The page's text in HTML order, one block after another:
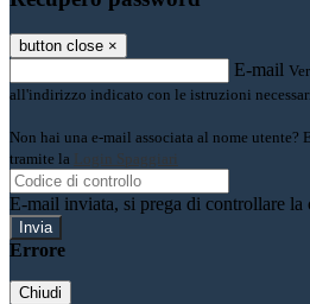
button close ×
E-mail
all'indirizzo indicato con le istruzioni
Non hai una e-mail associata al nome utente?
tramite la Login Spaggiari
E-mail inviata, si prega di controllare la
Errore
Chiudi